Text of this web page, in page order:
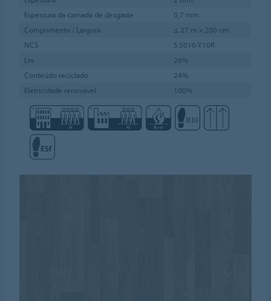
Espessura da camada de desgaste
0,7 mm
Comprimento / Largura
≤ 27 m x 200 cm
NCS
S 5010-Y10R
Lrv
26%
Conteúdo reciclado
24%
Eletricidade renovável
100%